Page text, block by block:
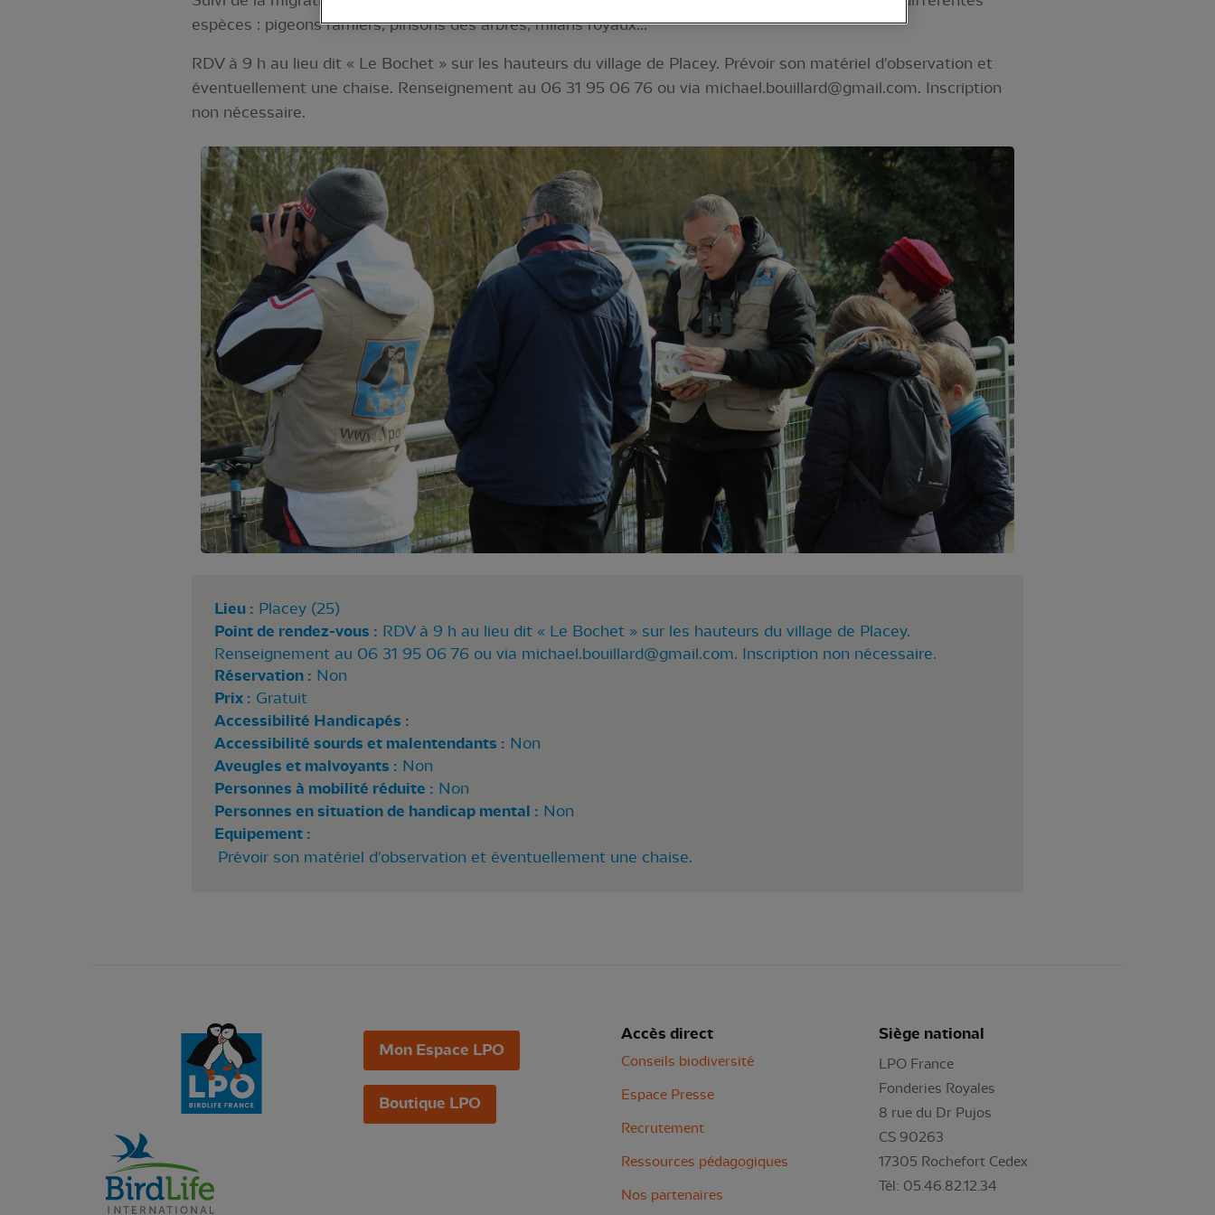
espèces : pigeons ramiers, pinsons des arbres, milans royaux...
RDV à 9 h au lieu dit « Le Bochet » sur les hauteurs du village de Placey. Prévoir son matériel d'observation et
éventuellement une chaise. Renseignement au 06 31 95 06 76 ou via michael.bouillard@gmail.com. Inscription
non nécessaire.
Lieu : Placey (25)
Point de rendez-vous : RDV à 9 h au lieu dit « Le Bochet » sur les hauteurs du village de Placey.
Renseignement au 06 31 95 06 76 ou via michael.bouillard@gmail.com. Inscription non nécessaire.
Réservation : Non
Prix : Gratuit
Accessibilité Handicapés :
Accessibilité sourds et malentendants : Non
Aveugles et malvoyants : Non
Personnes à mobilité réduite : Non
Personnes en situation de handicap mental : Non
Equipement :
Prévoir son matériel d'observation et éventuellement une chaise.
Mon Espace LPO
Boutique LPO
Accès direct
Conseils biodiversité
Espace Presse
Recrutement
Ressources pédagogiques
Nos partenaires
Siège national
LPO France
Fonderies Royales
8 rue du Dr Pujos
CS 90263
17305 Rochefort Cedex
Tél: 05.46.82.12.34